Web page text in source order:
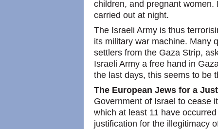
children, and pregnant
carried out at night.
The Israeli Army is thus
its military war machine. Many
settlers from the Gaza Strip,
Israeli Army a free hand in
the last days, this seems to be
The European Jews for a
Government of Israel to cease
which at least 11 have
justification for the illegitimacy